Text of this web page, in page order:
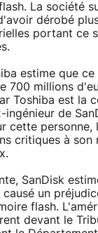
La société
dérobé
portant ce
estime que
700 millions
Toshiba est la
ingénieur de
cette personne,
critiques à son
SanDisk
un
flash.
devant le